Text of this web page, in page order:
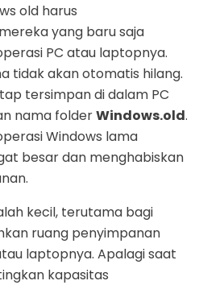
old harus
yang baru saja
PC atau laptopnya.
tidak akan otomatis hilang.
tersimpan di dalam PC
nama folderWindows.old.
Windows lama
besar dan menghabiskan
kecil, terutama bagi
ruang penyimpanan
laptopnya. Apalagi saat
kapasitas